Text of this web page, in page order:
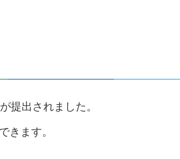
提出されました。
きます。